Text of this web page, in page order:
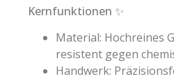
Kernfunktionen ✨
Material: Hochreines
resistent gegen
Handwerk: